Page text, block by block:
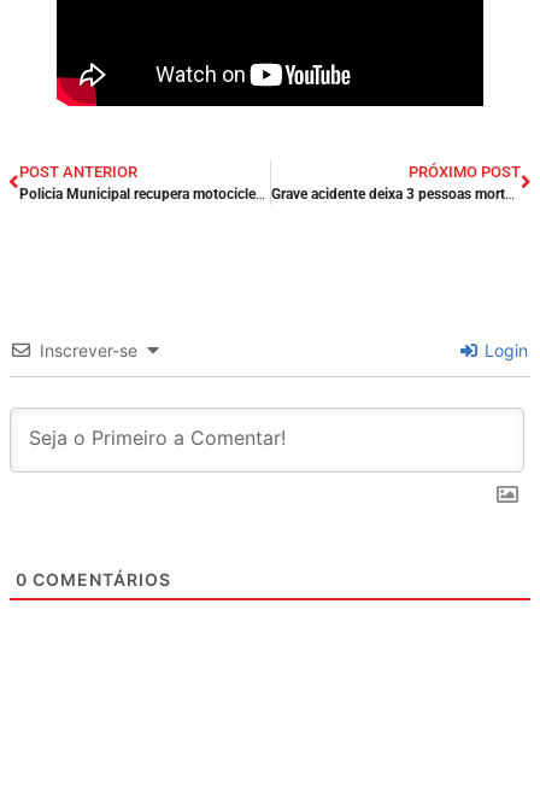
POST ANTERIOR
Policia Municipal recupera motocicleta abandonada em matagal da zona urbana de Presidente Dutra/MA.
PRÓXIMO POST
Grave acidente deixa 3 pessoas mortas na BR – 222 na cidade de Arari/MA.
Inscrever-se Login
0 COMENTÁRIOS